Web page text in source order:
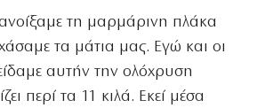
τη μαρμάρινη πλάκα
τα μάτια μας. Εγώ και οι
αυτήν την ολόχρυση
περί τα 11 κιλά. Εκεί μέσα